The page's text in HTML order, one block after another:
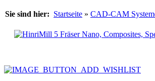
Sie sind hier: Startseite » CAD-CAM